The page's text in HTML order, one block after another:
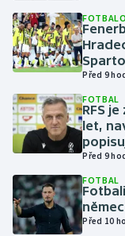
Lyže a snowboard
Moderní pětiboj
Motorsport
Olympijské hry
Parasport
Plavání
Před 9
FOTBAL
RFS
let,
Před 9
FOTBAL
Před 10